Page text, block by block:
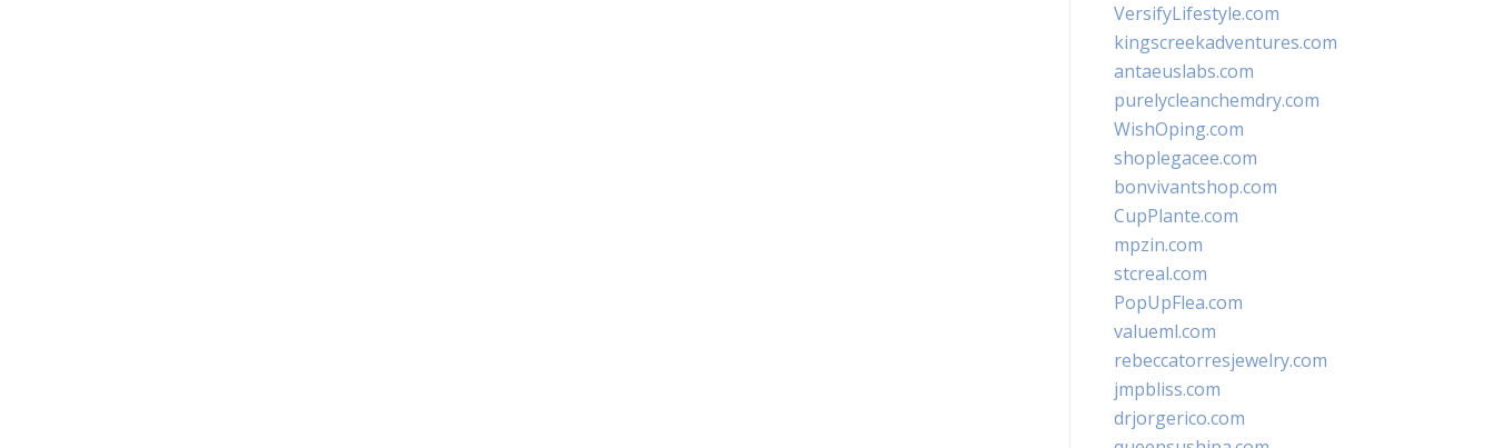
VersifyLifestyle.com
kingscreekadventures.com
antaeuslabs.com
purelycleanchemdry.com
WishOping.com
shoplegacee.com
bonvivantshop.com
CupPlante.com
mpzin.com
stcreal.com
PopUpFlea.com
valueml.com
rebeccatorresjewelry.com
jmpbliss.com
drjorgerico.com